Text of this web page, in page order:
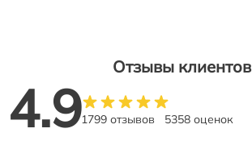
Отзывы клиентов
4.91799 отзывов 5358 оценок